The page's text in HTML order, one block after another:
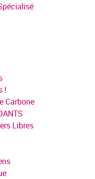
!
Carbone
Libres